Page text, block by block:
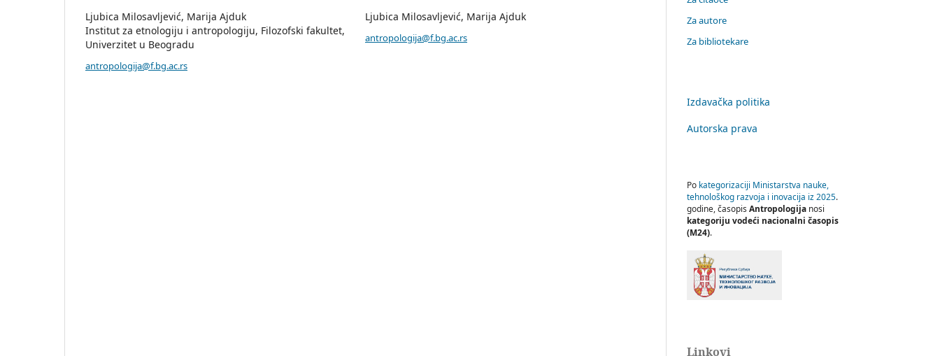
Ljubica Milosavljević, Marija Ajduk
Institut za etnologiju i antropologiju, Filozofski fakultet,
Univerzitet u Beogradu
antropologija@f.bg.ac.rs
Ljubica Milosavljević, Marija Ajduk
antropologija@f.bg.ac.rs
Za autore
Za bibliotekare
Izdavačka politika
Autorska prava
Po kategorizaciji Ministarstva nauke,
tehnološkog razvoja i inovacija iz 2025.
godine, časopis Antropologija nosi
kategoriju vodeći nacionalni časopis
(M24).
Linkovi